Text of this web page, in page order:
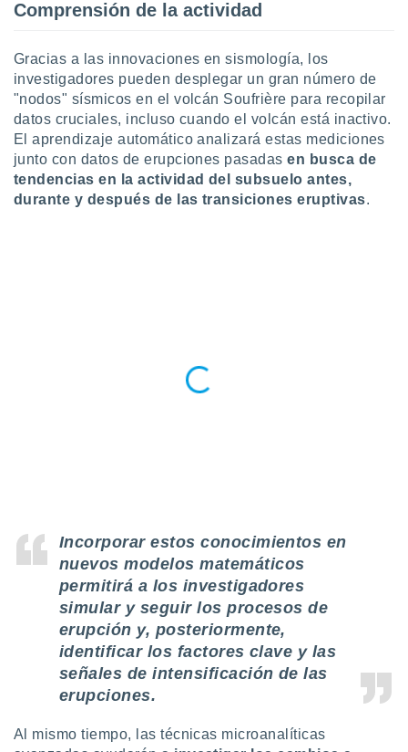
crear un
uso de
la
contenido
medir el
de la
Comprensión de la actividad
Gracias a las innovaciones en sismología, los
investigadores pueden desplegar un gran número de
"nodos" sísmicos en el volcán Soufrière para recopilar
datos cruciales, incluso cuando el volcán está inactivo.
El aprendizaje automático analizará estas mediciones
junto con datos de erupciones pasadas en busca de
tendencias en la actividad del subsuelo antes,
durante y después de las transiciones eruptivas.
Incorporar estos conocimientos en
nuevos modelos matemáticos
permitirá a los investigadores
simular y seguir los procesos de
erupción y, posteriormente,
identificar los factores clave y las
señales de intensificación de las
erupciones.
Al mismo tiempo, las técnicas microanalíticas